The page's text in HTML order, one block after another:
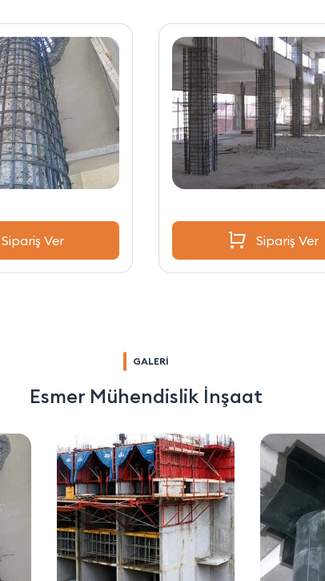
Sipariş Ver Sipariş Ver
GALERİ
Esmer Mühendislik İnşaat